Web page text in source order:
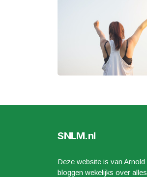
SNLM.nl
Deze website is van
bloggen wekelijks over